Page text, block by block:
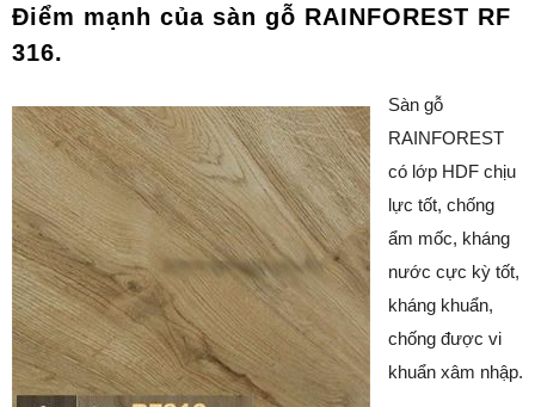
Điểm mạnh của sàn gỗ RAINFOREST RF
316.
Sàn gỗ
RAINFOREST
có lớp HDF chịu
lực tốt, chống
ẩm mốc, kháng
nước cực kỳ tốt,
kháng khuẩn,
chống được vi
khuẩn xâm nhập.